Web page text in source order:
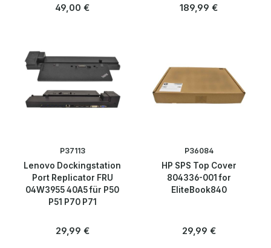
Speicherlösungen & SSDs
Blog
Über uns
Regulärer Preis:
49,00 € Regulärer Preis:
189,99 €
P37113
Lenovo Dockingstation
Port Replicator FRU
04W3955 40A5 für P50
P51 P70 P71
Regulärer Preis:
29,99 €
P36084
HP SPS Top Cover
804336-001 for
EliteBook840
Regulärer Preis:
29,99 €